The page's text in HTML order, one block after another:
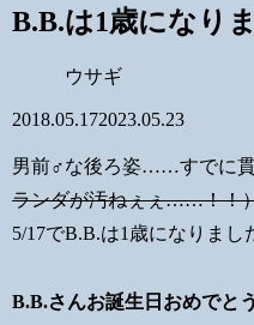
B.B.は1歳になり
ウサギ
2018.05.172023.05.23
男前♂な後ろ姿……すでに
ランダが汚ねぇぇ……！！
5/17でB.B.は1歳になりまし
B.B.さんお誕生日おめでと